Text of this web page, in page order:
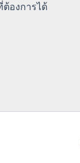
องการได้